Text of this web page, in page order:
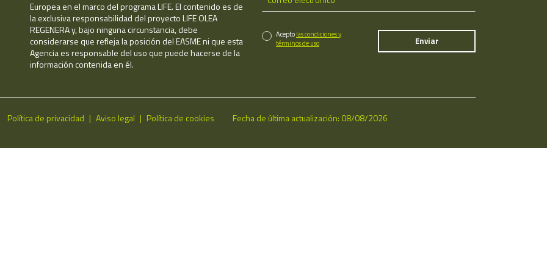
Europea en el marco del programa LIFE. El contenido es de
la exclusiva responsabilidad del proyecto LIFE OLEA
REGENERA y, bajo ninguna circunstancia, debe
considerarse que refleja la posición del EASME ni que esta
Agencia es responsable del uso que puede hacerse de la
información contenida en él.
Aceptolas condiciones y
términos de uso
Política de privacidad Aviso legal Política de cookies Fecha de última actualización: 08/08/2026